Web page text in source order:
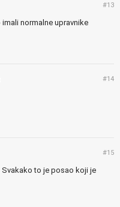
#13
normalne upravnike
#14
#15
to je posao koji je